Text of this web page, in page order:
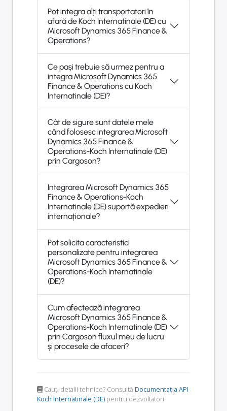
Pot integra alți transportatori în
afară de Koch Internatinale (DE) cu
Microsoft Dynamics 365 Finance &
Operations?
Ce pași trebuie să urmez pentru a
integra Microsoft Dynamics 365
Finance & Operations cu Koch
Internatinale (DE)?
Cât de sigure sunt datele mele
când folosesc integrarea Microsoft
Dynamics 365 Finance &
Operations-Koch Internatinale (DE)
prin Cargoson?
Integrarea Microsoft Dynamics 365
Finance & Operations-Koch
Internatinale (DE) suportă expedieri
internaționale?
Pot solicita caracteristici
personalizate pentru integrarea
Microsoft Dynamics 365 Finance &
Operations-Koch Internatinale
(DE)?
Cum afectează integrarea
Microsoft Dynamics 365 Finance &
Operations-Koch Internatinale (DE)
prin Cargoson fluxul meu de lucru
și procesele de afaceri?
Cauți detalii tehnice? Consultă Documentația API
Koch Internatinale (DE) pentru dezvoltatori.